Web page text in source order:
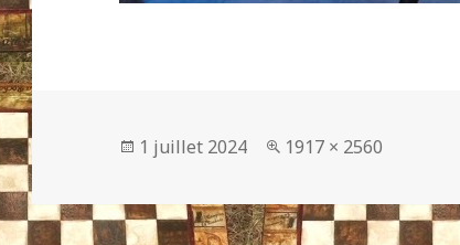
Publié
1 juillet 2024
Taille
1917 × 2560